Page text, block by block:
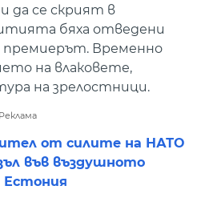
да се скрият в
бяха отведени
Временно
на влаковете,
на зрелостници.
Реклама
от силите на НАТО
във въздушното
Естония